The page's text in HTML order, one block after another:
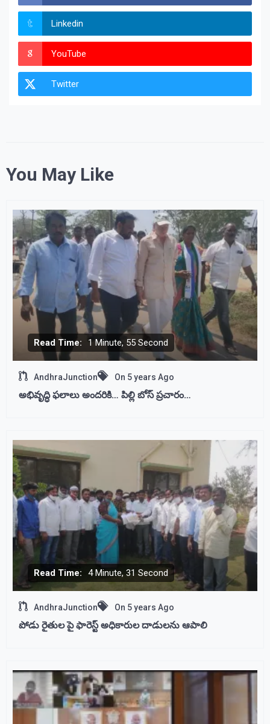
Linkedin
YouTube
Twitter
You May Like
Read Time: 1 Minute, 55 Second
AndhraJunction On 5 years Ago
అభివృద్ధి ఫలాలు అందరికి… పిల్లి బోస్ ప్రచారం…
Read Time: 4 Minute, 31 Second
AndhraJunction On 5 years Ago
పోడు రైతుల పై ఫారెస్ట్ అధికారుల దాడులను ఆపాలి